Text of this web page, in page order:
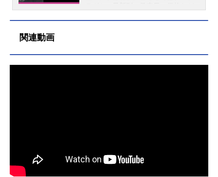
チェンソーマン宇宙兄弟葬送のフリ
ーレン名探偵コナンその着せ替え人
関連動画